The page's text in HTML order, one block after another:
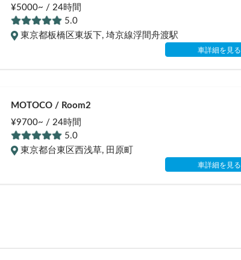
¥5000~ / 24時間
5.0
東京都板橋区東坂下 , 埼京線浮間舟渡駅
車詳細を見る
MOTOCO / Room2
¥9700~ / 24時間
5.0
東京都台東区西浅草, 田原町
車詳細を見る